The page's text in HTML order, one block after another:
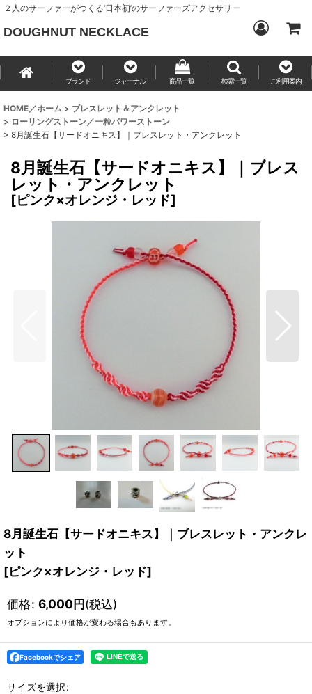
２人のサーファーがつくる‘日本初’のサーファーズアクセサリー
DOUGHNUT NECKLACE
ブランド ジャーナル 商品一覧 検索一覧 ご利用案内
HOME／ホーム > ブレスレット＆アンクレット
> ローリングストーン／一粒パワーストーン
> 8月誕生石【サードオニキス】｜ブレスレット・アンクレット
8月誕生石【サードオニキス】｜ブレス
レット・アンクレット
[ピンク×オレンジ・レッド]
8月誕生石【サードオニキス】｜ブレスレット・アンクレ
ット
[ピンク×オレンジ・レッド]
価格: 6,000円(税込)
オプションにより価格が変わる場合もあります。
Facebookでシェア
サイズを選択: